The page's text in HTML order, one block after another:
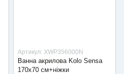
Артикул: XWP356000N
Ванна акрилова Kolo Sensa
170х70 см+ніжки